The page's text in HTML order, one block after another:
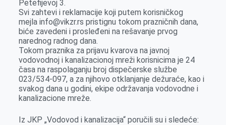
Petefijevoj 3.
Svi zahtevi i reklamacije koji putem korisničkog
mejla info@vikzr.rs pristignu tokom prazničnih dana,
biće zavedeni i prosleđeni na rešavanje prvog
narednog radnog dana.
Tokom praznika za prijavu kvarova na javnoj
vodovodnoj i kanalizacionoj mreži korisnicima je 24
časa na raspolaganju broj dispečerske službe
023/534-097, a za njihovo otklanjanje dežuraće, kao i
svakog dana u godini, ekipe održavanja vodovodne i
kanalizacione mreže.
Iz JKP „Vodovod i kanalizacija“ poručili su i sledeće: